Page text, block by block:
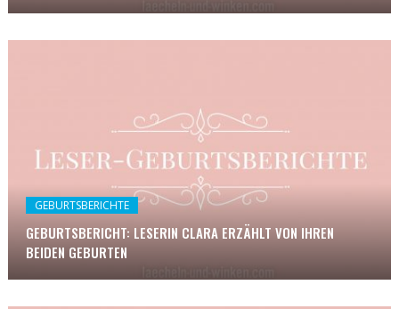
GEBURTSBERICHTE
GEBURTSBERICHT: LESERIN CLARA ERZÄHLT VON IHREN
BEIDEN GEBURTEN